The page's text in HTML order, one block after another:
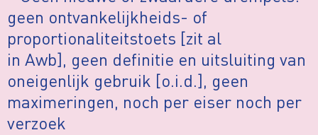
geen ontvankelijkheids- of
proportionaliteitstoets [zit al
in Awb], geen definitie en uitsluiting van
oneigenlijk gebruik [o.i.d.], geen
maximeringen, noch per eiser noch per
verzoek